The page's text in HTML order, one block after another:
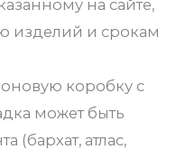
на сайте,
изделий и срокам
коробку с
может быть
(бархат, атлас,